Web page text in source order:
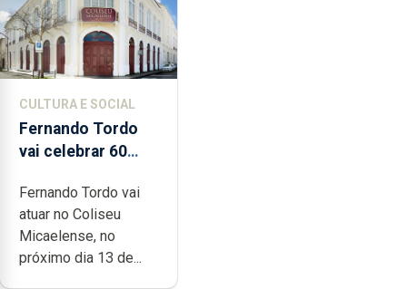
CULTURA E SOCIAL
Fernando Tordo
vai celebrar 60
no Coliseu
Micaelense
Fernando Tordo vai
atuar no Coliseu
Micaelense, no
próximo dia 13 de...